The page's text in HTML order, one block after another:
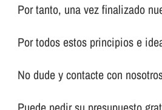
Por tanto, una vez finalizado
Por todos estos principios e
No dude y contacte con